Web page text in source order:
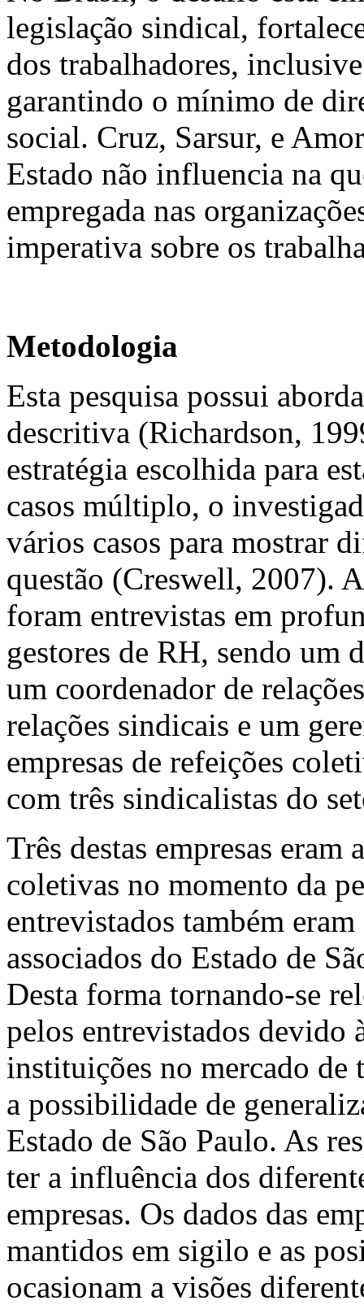
legislação sindical,
dos trabalhadores,
garantindo o mínimo de
social. Cruz, Sarsur, e
Estado não influencia na
empregada nas
imperativa sobre os
Metodologia
Esta pesquisa possui
descritiva (Richardson,
estratégia escolhida para
casos múltiplo, o
vários casos para mostrar
questão (Creswell, 2007).
foram entrevistas em
gestores de RH, sendo um
um coordenador de
relações sindicais e um
empresas de refeições
com três sindicalistas do
Três destas empresas eram
coletivas no momento da
entrevistados também
associados do Estado de
Desta forma tornando-se
pelos entrevistados devido
instituições no mercado de
a possibilidade de
Estado de São Paulo. As
ter a influência dos
empresas. Os dados das
mantidos em sigilo e as
ocasionam a visões